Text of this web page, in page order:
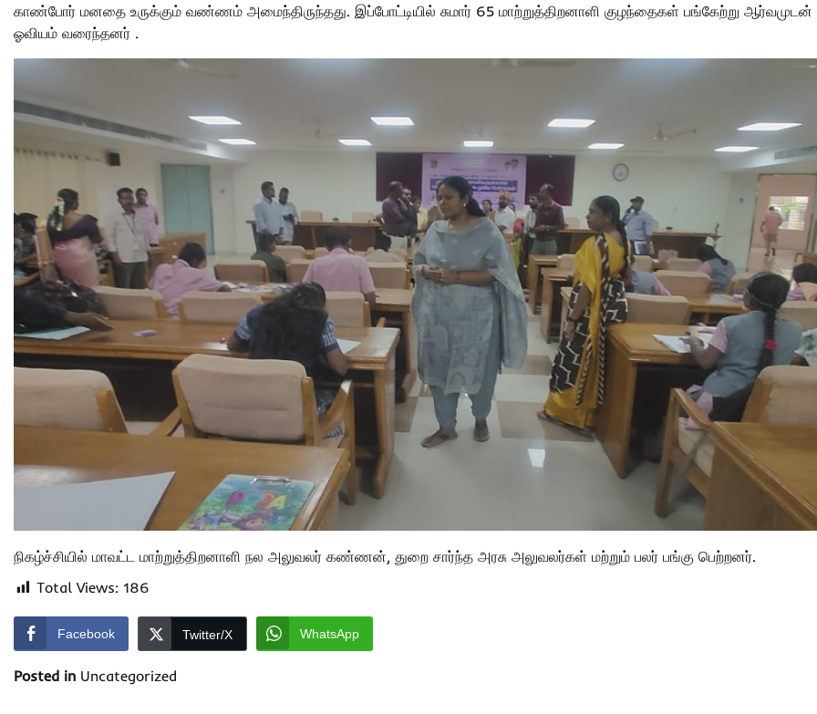
காண்போர் மனதை உருக்கும் வண்ணம் அமைந்திருந்தது. இப்போட்டியில் சுமார் 65 மாற்றுத்திறனாளி குழந்தைகள் பங்கேற்று ஆர்வமுடன்
ஓவியம் வரைந்தனர் .
நிகழ்ச்சியில் மாவட்ட மாற்றுத்திறனாளி நல அலுவலர் கண்ணன், துறை சார்ந்த அரசு அலுவலர்கள் மற்றும் பலர் பங்கு பெற்றனர்.
Total Views: 186
Facebook Twitter/X WhatsApp
Posted in Uncategorized